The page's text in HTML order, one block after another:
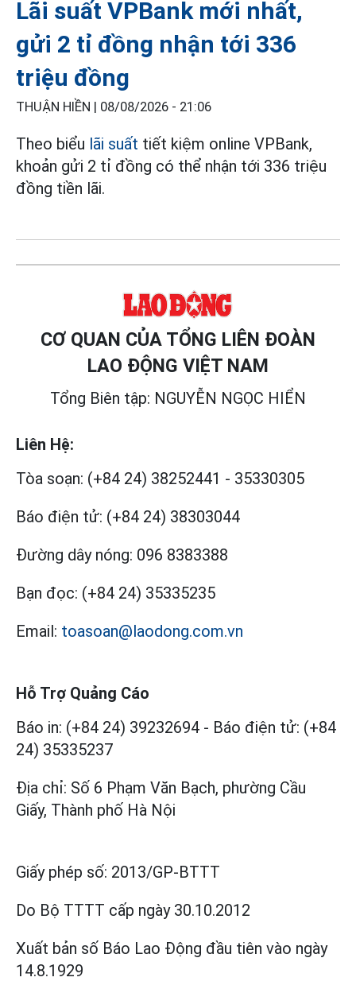
Lãi suất VPBank mới nhất,
gửi 2 tỉ đồng nhận tới 336
triệu đồng
THUẬN HIỀN | 08/08/2026 - 21:06
Theo biểu lãi suất tiết kiệm online VPBank,
khoản gửi 2 tỉ đồng có thể nhận tới 336 triệu
đồng tiền lãi.
CƠ QUAN CỦA TỔNG LIÊN ĐOÀN
LAO ĐỘNG VIỆT NAM
Tổng Biên tập: NGUYỄN NGỌC HIỂN
Liên Hệ:
Tòa soạn: (+84 24) 38252441 - 35330305
Báo điện tử: (+84 24) 38303044
Đường dây nóng: 096 8383388
Bạn đọc: (+84 24) 35335235
Email: toasoan@laodong.com.vn
Hỗ Trợ Quảng Cáo
Báo in: (+84 24) 39232694 - Báo điện tử: (+84
24) 35335237
Địa chỉ: Số 6 Phạm Văn Bạch, phường Cầu
Giấy, Thành phố Hà Nội
Giấy phép số: 2013/GP-BTTT
Do Bộ TTTT cấp ngày 30.10.2012
Xuất bản số Báo Lao Động đầu tiên vào ngày
14.8.1929